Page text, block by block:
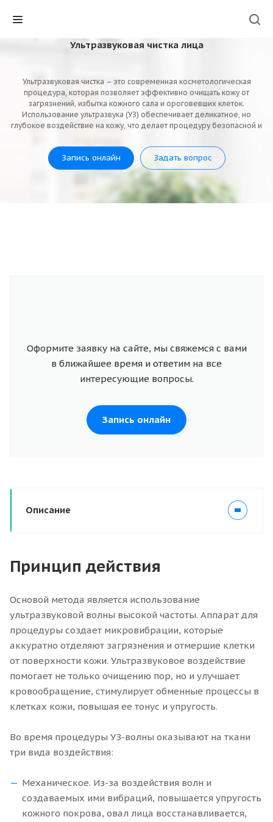
Ультразвуковая чистка лица
Ультразвуковая чистка – это современная косметологическая
процедура, которая позволяет эффективно очищать кожу от
загрязнений, избытка кожного сала и ороговевших клеток.
Использование ультразвука (УЗ) обеспечивает деликатное, но
глубокое воздействие на кожу, что делает процедуру безопасной и
Запись онлайн Задать вопрос
Оформите заявку на сайте, мы свяжемся с вами
в ближайшее время и ответим на все
интересующие вопросы.
Запись онлайн
Описание
Принцип действия
Основой метода является использование
ультразвуковой волны высокой частоты. Аппарат для
процедуры создает микровибрации, которые
аккуратно отделяют загрязнения и отмершие клетки
от поверхности кожи. Ультразвуковое воздействие
помогает не только очищению пор, но и улучшает
кровообращение, стимулирует обменные процессы в
клетках кожи, повышая ее тонус и упругость.
Во время процедуры УЗ-волны оказывают на ткани
три вида воздействия:
Механическое. Из-за воздействия волн и
создаваемых ими вибраций, повышается упругость
кожного покрова, овал лица восстанавливается,